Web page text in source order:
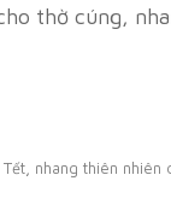
thờ cúng,
, nhang thiên nhiên